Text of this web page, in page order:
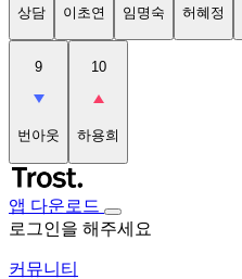
상담 이초연 임명숙 허혜정
9
번아웃
10
하용희
앱 다운로드
로그인을 해주세요
커뮤니티